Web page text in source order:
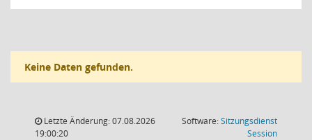
Keine Daten gefunden.
Letzte Änderung: 07.08.2026
19:00:20
Software:Sitzungsdienst
Session(Wird in